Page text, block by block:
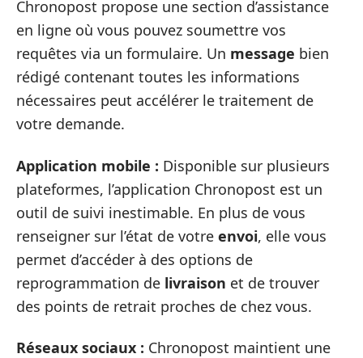
Chronopost propose une section d’assistance
en ligne où vous pouvez soumettre vos
requêtes via un formulaire. Un message bien
rédigé contenant toutes les informations
nécessaires peut accélérer le traitement de
votre demande.
Application mobile : Disponible sur plusieurs
plateformes, l’application Chronopost est un
outil de suivi inestimable. En plus de vous
renseigner sur l’état de votre envoi, elle vous
permet d’accéder à des options de
reprogrammation de livraison et de trouver
des points de retrait proches de chez vous.
Réseaux sociaux : Chronopost maintient une